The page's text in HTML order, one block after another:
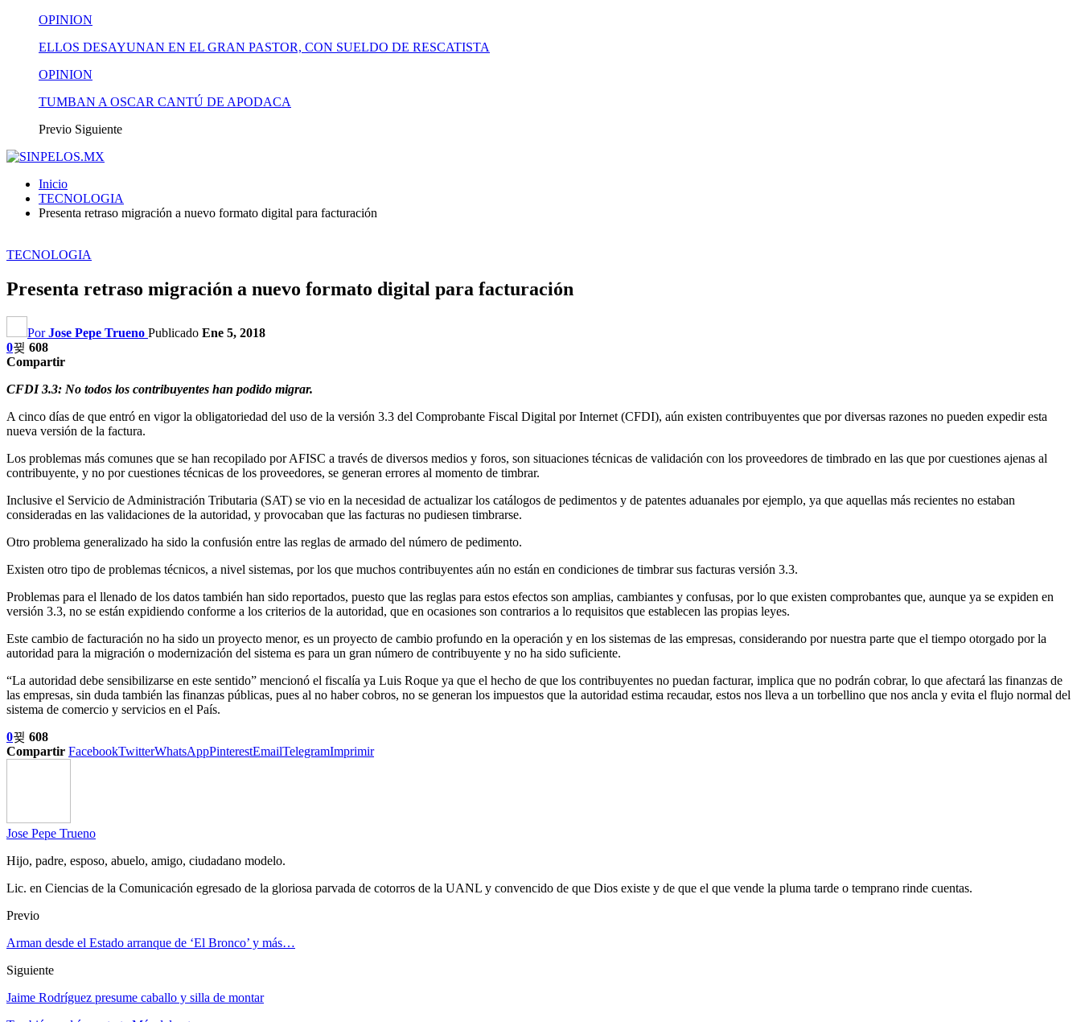
OPINION
ELLOS DESAYUNAN EN EL GRAN PASTOR, CON SUELDO DE RESCATISTA
OPINION
TUMBAN A OSCAR CANTÚ DE APODACA
Previo Siguiente
Inicio
TECNOLOGIA
Presenta retraso migración a nuevo formato digital para facturación
TECNOLOGIA
Presenta retraso migración a nuevo formato digital para facturación
PorJose Pepe Trueno Publicado Ene 5, 2018
0
608
Compartir
CFDI 3.3: No todos los contribuyentes han podido migrar.
A cinco días de que entró en vigor la obligatoriedad del uso de la versión 3.3 del Comprobante Fiscal Digital por Internet (CFDI), aún existen contribuyentes que por diversas razones no pueden expedir esta
nueva versión de la factura.
Los problemas más comunes que se han recopilado por AFISC a través de diversos medios y foros, son situaciones técnicas de validación con los proveedores de timbrado en las que por cuestiones ajenas al
contribuyente, y no por cuestiones técnicas de los proveedores, se generan errores al momento de timbrar.
Inclusive el Servicio de Administración Tributaria (SAT) se vio en la necesidad de actualizar los catálogos de pedimentos y de patentes aduanales por ejemplo, ya que aquellas más recientes no estaban
consideradas en las validaciones de la autoridad, y provocaban que las facturas no pudiesen timbrarse.
Otro problema generalizado ha sido la confusión entre las reglas de armado del número de pedimento.
Existen otro tipo de problemas técnicos, a nivel sistemas, por los que muchos contribuyentes aún no están en condiciones de timbrar sus facturas versión 3.3.
Problemas para el llenado de los datos también han sido reportados, puesto que las reglas para estos efectos son amplias, cambiantes y confusas, por lo que existen comprobantes que, aunque ya se expiden en
versión 3.3, no se están expidiendo conforme a los criterios de la autoridad, que en ocasiones son contrarios a lo requisitos que establecen las propias leyes.
Este cambio de facturación no ha sido un proyecto menor, es un proyecto de cambio profundo en la operación y en los sistemas de las empresas, considerando por nuestra parte que el tiempo otorgado por la
autoridad para la migración o modernización del sistema es para un gran número de contribuyente y no ha sido suficiente.
“La autoridad debe sensibilizarse en este sentido” mencionó el fiscalía ya Luis Roque ya que el hecho de que los contribuyentes no puedan facturar, implica que no podrán cobrar, lo que afectará las finanzas de
las empresas, sin duda también las finanzas públicas, pues al no haber cobros, no se generan los impuestos que la autoridad estima recaudar, estos nos lleva a un torbellino que nos ancla y evita el flujo normal del
sistema de comercio y servicios en el País.
0
608
Compartir FacebookTwitterWhatsAppPinterestEmailTelegramImprimir
Jose Pepe Trueno
Hijo, padre, esposo, abuelo, amigo, ciudadano modelo.
Lic. en Ciencias de la Comunicación egresado de la gloriosa parvada de cotorros de la UANL y convencido de que Dios existe y de que el que vende la pluma tarde o temprano rinde cuentas.
Previo
Arman desde el Estado arranque de ‘El Bronco’ y más…
Siguiente
Jaime Rodríguez presume caballo y silla de montar